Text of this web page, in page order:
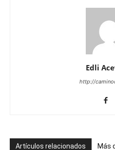
Edli
http://
Artículos relacionados Más